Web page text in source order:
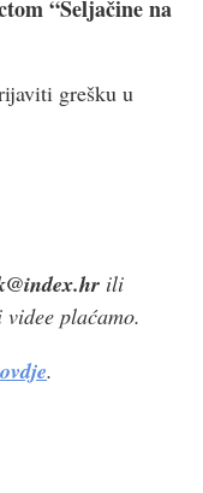
“Seljačine na
grešku u
ili
plaćamo.
ovdje.